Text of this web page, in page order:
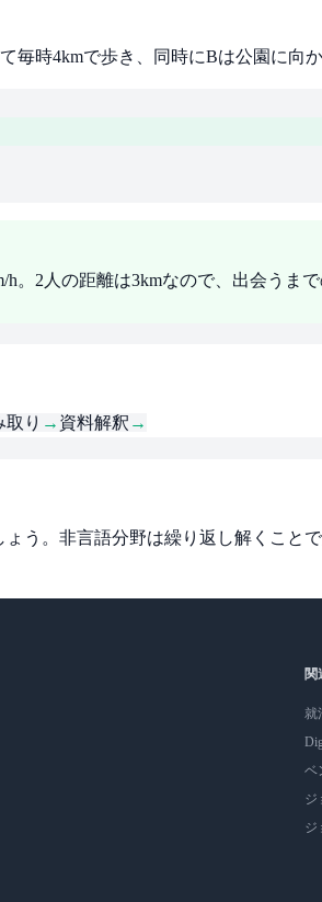
時4kmで歩き、同時にBは公園に向
。2人の距離は3kmなので、出会う
取り → 資料解釈 →
う。非言語分野は繰り返し解くこと
関
就
ベ
ジ
ジ